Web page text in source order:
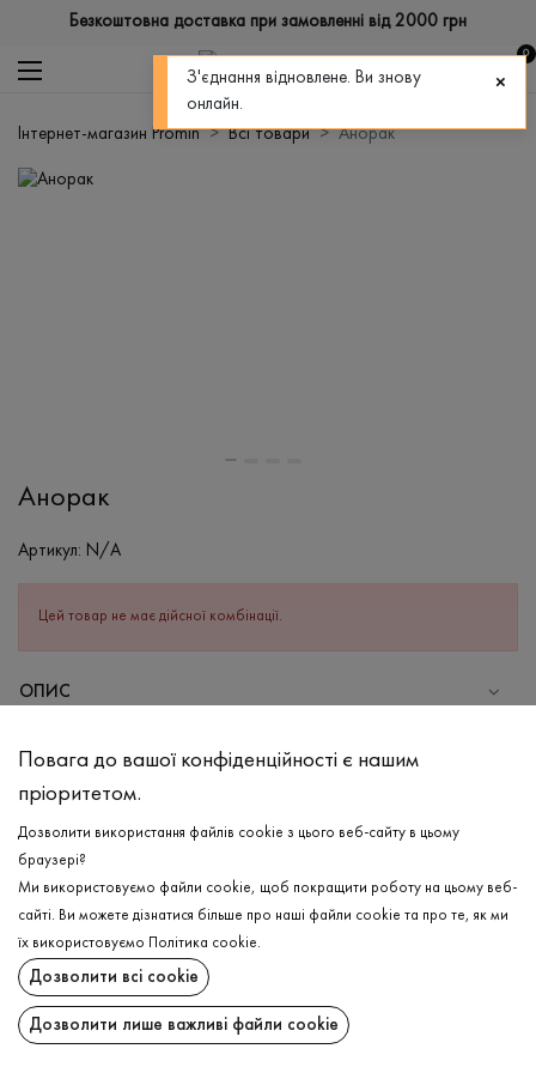
Безкоштовна доставка при замовленні від 2000 грн
0
Інтернет-магазин Promin Всі товари Анорак
Анорак
Артикул: N/A
Цей товар не має дійсної комбінації.
ОПИС
Бавовна - 95%, Еластан - 5%
Прання в холодній воді (до 30 ° C)
Відбілювання заборонено
Прасувати при середній температурі
Щадний віджим і сушка
Щадна хімчистка
ДОСТАВКА
ПОВЕРНЕННЯ
Повага до вашої конфіденційності є нашим
пріоритетом.
Дозволити використання файлів cookie з цього веб-сайту в цьому
браузері?
Ми використовуємо файли cookie, щоб покращити роботу на цьому веб-
сайті. Ви можете дізнатися більше про наші файли cookie та про те, як ми
їх використовуємо
Політика cookie.
Дозволити всі cookie
Дозволити лише важливі файли cookie
З'єднання відновлене. Ви знову
онлайн.